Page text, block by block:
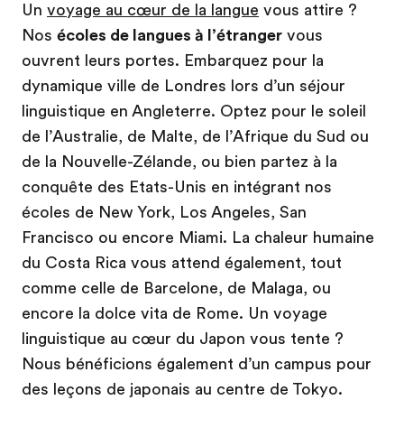
Un voyage au cœur de la langue vous attire ?
Nos écoles de langues à l’étranger vous
ouvrent leurs portes. Embarquez pour la
dynamique ville de Londres lors d’un séjour
linguistique en Angleterre. Optez pour le soleil
de l’Australie, de Malte, de l’Afrique du Sud ou
de la Nouvelle-Zélande, ou bien partez à la
conquête des Etats-Unis en intégrant nos
écoles de New York, Los Angeles, San
Francisco ou encore Miami. La chaleur humaine
du Costa Rica vous attend également, tout
comme celle de Barcelone, de Malaga, ou
encore la dolce vita de Rome. Un voyage
linguistique au cœur du Japon vous tente ?
Nous bénéficions également d’un campus pour
des leçons de japonais au centre de Tokyo.